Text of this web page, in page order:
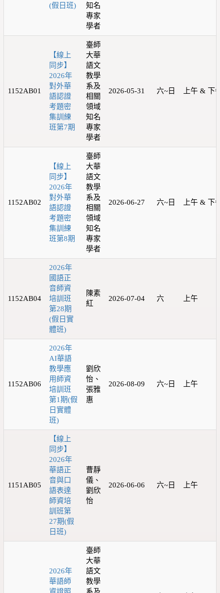
(假日班)
知名
專家
學者
1152AB01
【線上
同步】
2026年
對外華
語認證
考題密
集訓練
班第7期
臺師
大華
語文
教學
系及
相關
領域
知名
專家
學者
2026-05-31 六~日 上午 & 下
1152AB02
【線上
同步】
2026年
對外華
語認證
考題密
集訓練
班第8期
臺師
大華
語文
教學
系及
相關
領域
知名
專家
學者
2026-06-27 六~日 上午 & 下
1152AB04
2026年
國語正
音師資
培訓班
第28期
(假日實
體班)
陳素
紅
2026-07-04 六 上午
1152AB06
2026年
AI華語
教學應
用師資
培訓班
第1期(假
日實體
班)
劉欣
怡、
張雅
惠
2026-08-09 六~日 上午
1151AB05
【線上
同步】
2026年
華語正
音與口
語表達
師資培
訓班第
27期(假
日班)
曹靜
儀、
劉欣
怡
2026-06-06 六~日 上午
2026年
華語師
臺師
大華
語文
教學